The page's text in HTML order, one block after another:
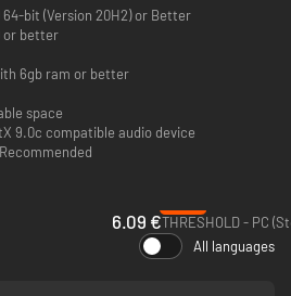
64-bit (Version 20H2) or Better
or better
6gb ram or better
space
9.0c compatible audio device
6.09 €THRESHOLD - PC
All languages